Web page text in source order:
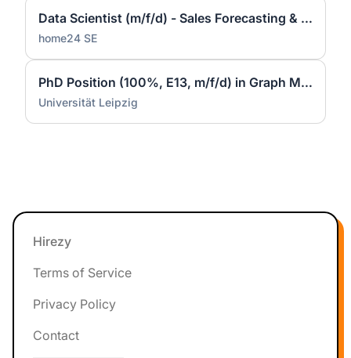
Data Scientist (m/f/d) - Sales Forecasting & Pricing
home24 SE
PhD Position (100%, E13, m/f/d) in Graph Machine Learning at Data Science Center (DSC) - ScaDS.AI
Universität Leipzig
Footer
Hirezy
Terms of Service
Privacy Policy
Contact